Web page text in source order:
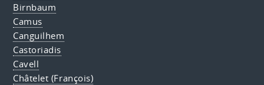
Birnbaum
Camus
Canguilhem
Castoriadis
Cavell
Châtelet (François)